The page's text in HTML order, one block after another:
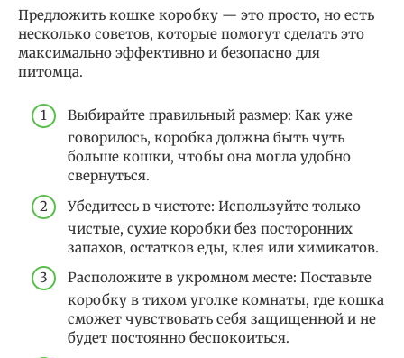
Предложить кошке коробку — это просто, но есть
несколько советов, которые помогут сделать это
максимально эффективно и безопасно для
питомца.
Выбирайте правильный размер: Как уже
говорилось, коробка должна быть чуть
больше кошки, чтобы она могла удобно
свернуться.
Убедитесь в чистоте: Используйте только
чистые, сухие коробки без посторонних
запахов, остатков еды, клея или химикатов.
Расположите в укромном месте: Поставьте
коробку в тихом уголке комнаты, где кошка
сможет чувствовать себя защищенной и не
будет постоянно беспокоиться.